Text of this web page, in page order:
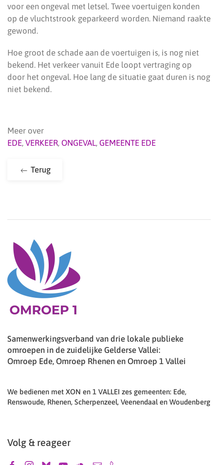
voor een ongeval met letsel. Twee voertuigen konden
op de vluchtstrook geparkeerd worden. Niemand raakte
gewond.
Hoe groot de schade aan de voertuigen is, is nog niet
bekend. Het verkeer vanuit Ede loopt vertraging op
door het ongeval. Hoe lang de situatie gaat duren is nog
niet bekend.
Meer over
EDE, VERKEER, ONGEVAL, GEMEENTE EDE
Terug
Samenwerkingsverband van drie lokale publieke
omroepen in de zuidelijke Gelderse Vallei:
Omroep Ede, Omroep Rhenen en Omroep 1 Vallei
We bedienen met XON en 1 VALLEI zes gemeenten: Ede,
Renswoude, Rhenen, Scherpenzeel, Veenendaal en Woudenberg
Volg & reageer